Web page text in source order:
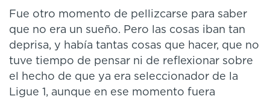
Fue otro momento de pellizcarse para saber
que no era un sueño. Pero las cosas iban tan
deprisa, y había tantas cosas que hacer, que no
tuve tiempo de pensar ni de reflexionar sobre
el hecho de que ya era seleccionador de la
Ligue 1, aunque en ese momento fuera